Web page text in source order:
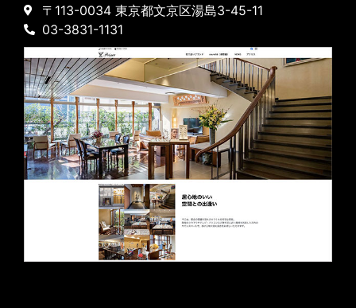
〒113-0034 東京都文京区湯島3-45-11
03-3831-1131